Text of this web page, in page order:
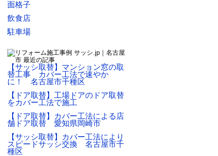
面格子
飲食店
駐車場
【サッシ取替】マンション窓の取
替工事 カバー工法で速やか
に！ 名古屋市千種区
【ドア取替】工場ドアのドア取替
をカバー工法で施工
【ドア取替】カバー工法による店
舗ドア取替 愛知県岡崎市
【サッシ取替】カバー工法により
スピードサッシ交換 名古屋市千
種区